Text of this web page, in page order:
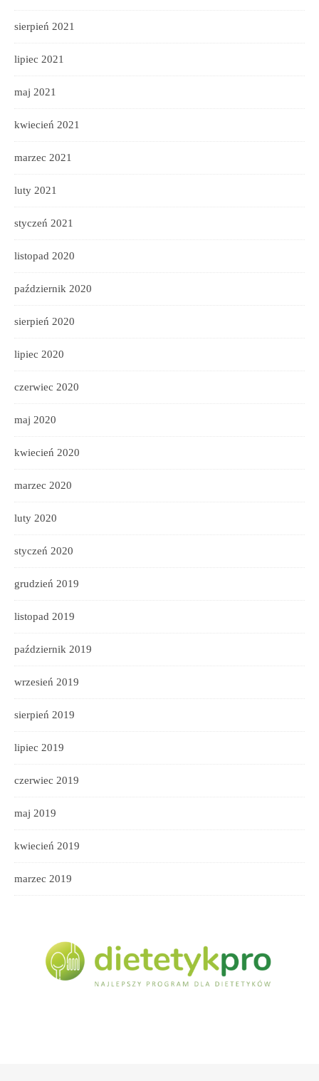
sierpień 2021
lipiec 2021
maj 2021
kwiecień 2021
marzec 2021
luty 2021
styczeń 2021
listopad 2020
październik 2020
sierpień 2020
lipiec 2020
czerwiec 2020
maj 2020
kwiecień 2020
marzec 2020
luty 2020
styczeń 2020
grudzień 2019
listopad 2019
październik 2019
wrzesień 2019
sierpień 2019
lipiec 2019
czerwiec 2019
maj 2019
kwiecień 2019
marzec 2019